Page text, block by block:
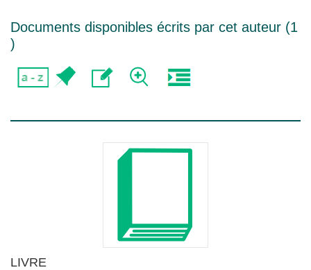
Documents disponibles écrits par cet auteur (1
)
LIVRE